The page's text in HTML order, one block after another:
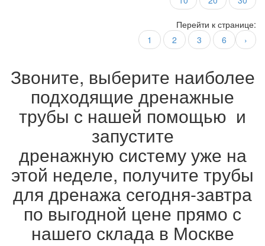
Перейти к странице:
1
2 3 ›
6
Звоните, выберите наиболее
подходящие дренажные
трубы с нашей помощью и
запустите
дренажную систему уже на
этой неделе, получите трубы
для дренажа сегодня-завтра
по выгодной цене прямо с
нашего склада в Москве